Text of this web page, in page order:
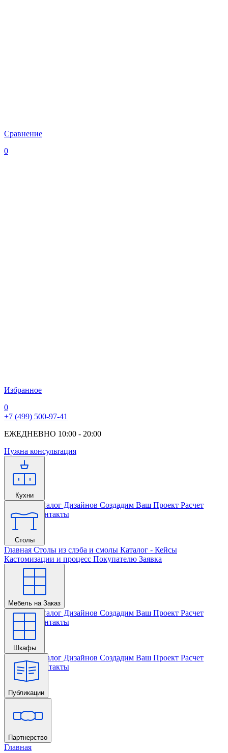
Сравнение
0
Избранное
0
+7 (499) 500-97-41
ЕЖЕДНЕВНО 10:00 - 20:00
Нужна консультация
Кухни
Главная Каталог Дизайнов Создадим Ваш Проект Расчет
Проекта Контакты
Столы
Главная Столы из слэба и смолы Каталог - Кейсы
Кастомизации и процесс Покупателю Заявка
Мебель на Заказ
Главная Каталог Дизайнов Создадим Ваш Проект Расчет
Проекта
Контакты
Шкафы
Главная Каталог Дизайнов Создадим Ваш Проект Расчет
Проекта Контакты
Публикации
Главная
Партнерство
Главная